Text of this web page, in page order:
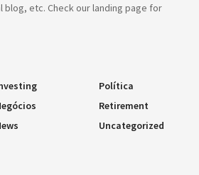
blog, etc. Check our landing page for
Política
Retirement
Uncategorized